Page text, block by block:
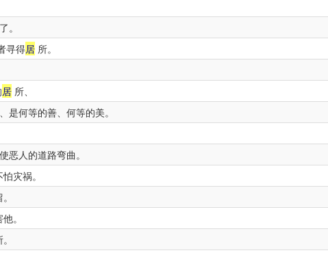
。
寻得居 所。
居 所、
、是何等的善、何等的美。
恶人的道路弯曲。
灾祸。
。